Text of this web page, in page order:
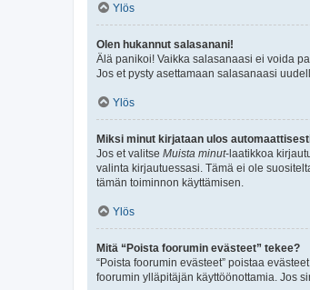
Ylös
Olen hukannut salasanani!
Älä panikoi! Vaikka salasanaasi ei voida
Jos et pysty asettamaan salasanaasi
Ylös
Miksi minut kirjataan ulos
Jos et valitse Muista minut-laatikkoa
valinta kirjautuessasi. Tämä ei ole
tämän toiminnon käyttämisen.
Ylös
Mitä “Poista foorumin evästeet” tekee?
“Poista foorumin evästeet” poistaa
foorumin ylläpitäjän käyttöönottamia. Jos